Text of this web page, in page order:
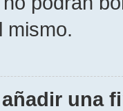
mismo.
una